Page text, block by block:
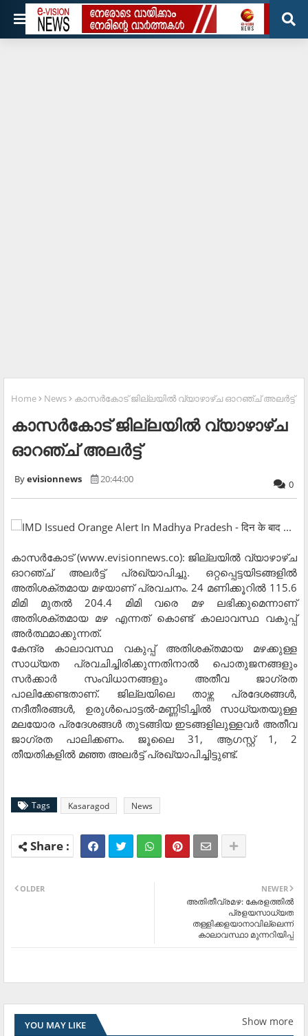
Home News കാസര്‍കോട് ജില്ലയില്‍ വ്യാഴാഴ്ച ഓറഞ്ച് അലര്‍ട്ട്
കാസര്‍കോട് ജില്ലയില്‍ വ്യാഴാഴ്ച
ഓറഞ്ച് അലര്‍ട്ട്
evisionnews 20:44:00 0
കാസര്‍കോട് (www.evisionnews.co): ജില്ലയില്‍ വ്യാഴാഴ്ച
ഓറഞ്ച് അലര്‍ട്ട് പ്രഖ്യാപിച്ചു. ഒറ്റപ്പെട്ടയിടങ്ങളില്‍
അതിശക്തമായ മഴയാണ് പ്രവചനം. 24 മണിക്കൂറില്‍ 115.6
മിമി മുതല്‍ 204.4 മിമി വരെ മഴ ലഭിക്കുമെന്നാണ്
അതിശക്തമായ മഴ എന്നത് കൊണ്ട് കാലാവസ്ഥ വകുപ്പ്
അര്‍ത്ഥമാക്കുന്നത്.
കേന്ദ്ര കാലാവസ്ഥ വകുപ്പ് അതിശക്തമായ മഴക്കുള്ള
സാധ്യത പ്രവചിച്ചിരിക്കുന്നതിനാല്‍ പൊതുജനങ്ങളും
സര്‍ക്കാര്‍ സംവിധാനങ്ങളും അതീവ ജാഗ്രത
പാലിക്കേണ്ടതാണ്. ജില്ലയിലെ താഴ്ന്ന പ്രദേശങ്ങള്‍,
നദീതീരങ്ങള്‍, ഉരുള്‍പൊട്ടല്‍-മണ്ണിടിച്ചില്‍ സാധ്യതയുള്ള
മലയോര പ്രദേശങ്ങള്‍ തുടങ്ങിയ ഇടങ്ങളിലുള്ളവര്‍ അതീവ
ജാഗ്രത പാലിക്കണം. ജൂലൈ 31, ആഗസ്റ്റ് 1, 2
തീയതികളില്‍ മഞ്ഞ അലര്‍ട്ട് പ്രഖ്യാപിച്ചിട്ടുണ്ട്.
Tags Kasaragod News
NEWER
അതിതീവ്രമഴ: കേരളത്തില്‍
പ്രളയസാധ്യത
തള്ളിക്കളയാനാവില്ലെന്ന്
കാലാവസ്ഥാ മുന്നറിയിപ്പ്
OLDER
YOU MAY LIKE Show more